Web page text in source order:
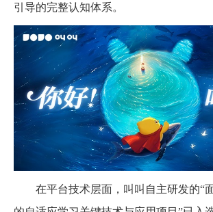
引导的完整认知体系。
在平台技术层面，叫叫自主研发的“